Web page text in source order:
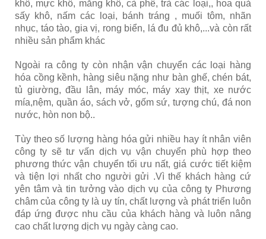
khô, mực khô, măng khô, cà phê, trà các loại,, hoa quả
sấy khô, nấm các loại, bánh tráng , muối tôm, nhãn
nhục, táo tào, gia vị, rong biển, lá đu đủ khô,...và còn rất
nhiều sản phẩm khác
Ngoài ra công ty còn nhận vận chuyển các loại hàng
hóa cồng kềnh, hàng siêu nặng như bàn ghế, chén bát,
tủ giường, đầu lân, máy móc, máy xay thịt, xe nước
mía,nệm, quần áo, sách vở, gốm sứ, tượng chú, đá non
nước, hòn non bộ..
Tùy theo số lượng hàng hóa gửi nhiều hay ít nhân viên
công ty sẽ tư vấn dịch vụ vận chuyển phù hợp theo
phương thức vận chuyển tối ưu nất, giá cước tiết kiệm
và tiện lợi nhất cho người gửi .Vì thế khách hàng cứ
yên tâm và tin tưởng vào dịch vụ của công ty Phương
châm của công ty là uy tín, chất lượng và phát triển luôn
đáp ứng được nhu cầu của khách hàng và luôn nâng
cao chất lượng dịch vụ ngày càng cao.